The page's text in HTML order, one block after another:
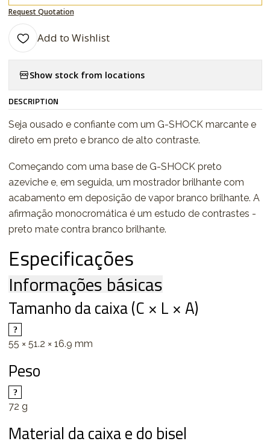
Request Quotation
Add to Wishlist
Show stock from locations
DESCRIPTION
Seja ousado e confiante com um G-SHOCK marcante e
direto em preto e branco de alto contraste.
Começando com uma base de G-SHOCK preto
azeviche e, em seguida, um mostrador brilhante com
acabamento em deposição de vapor branco brilhante. A
afirmação monocromática é um estudo de contrastes -
preto mate contra branco brilhante.
Especificações
Informações básicas
Tamanho da caixa (C × L × A)
55 × 51.2 × 16.9 mm
Peso
72 g
Material da caixa e do bisel